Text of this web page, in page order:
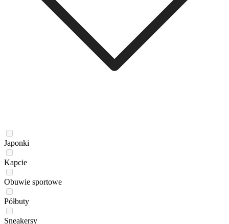
Japonki
Kapcie
Obuwie sportowe
Półbuty
Sneakersy